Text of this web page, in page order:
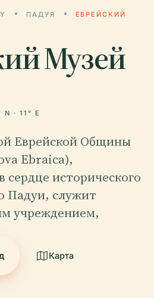
ПАДУЯ
ЕВРЕЙСКИЙ
Музей
N · 11° E
Еврейской Общины
Ebraica),
исторического
Падуи, служит
учреждением,
Карта